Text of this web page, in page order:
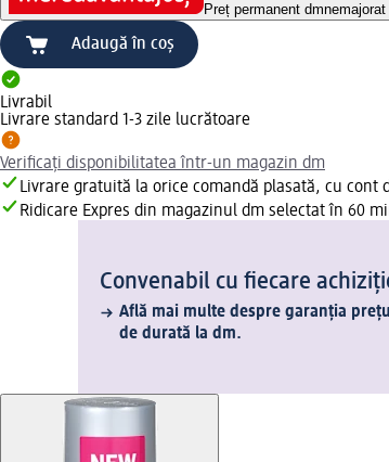
Preț permanent dm
Adaugă în coș
Livrabil
Livrare standard 1-3 zile lucrătoare
Verificați disponibilitatea într-un magazin dm
Livrare gratuită la orice comandă plasată, cu cont
Ridicare Expres din magazinul dm selectat în 60
Convenabil cu fiecare
Află mai multe despre garanția
de durată la dm.